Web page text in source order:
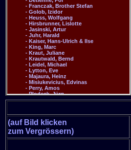
(auf Bild klicken
zum Vergrössern)